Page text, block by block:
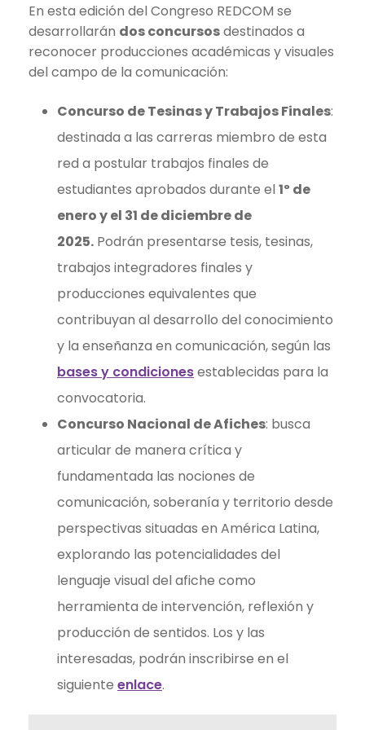
En esta edición del Congreso REDCOM se
desarrollarán dos concursosdestinados a
reconocer producciones académicas y visuales
del campo de la comunicación:
Concurso de Tesinas y Trabajos Finales:
destinada a las carreras miembro de esta
red a postular trabajos finales de
estudiantes aprobados durante el 1º de
enero y el 31 de diciembre de
2025. Podrán presentarse tesis, tesinas,
trabajos integradores finales y
producciones equivalentes que
contribuyan al desarrollo del conocimiento
y la enseñanza en comunicación, según las
bases y condicionesestablecidas para la
convocatoria.
Concurso Nacional de Afiches: busca
articular de manera crítica y
fundamentada las nociones de
comunicación, soberanía y territorio desde
perspectivas situadas en América Latina,
explorando las potencialidades del
lenguaje visual del afiche como
herramienta de intervención, reflexión y
producción de sentidos. Los y las
interesadas, podrán inscribirse en el
siguiente enlace.